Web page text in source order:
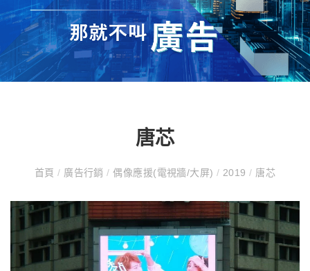
唐芯
首頁/ 廣告行銷/ 偶像應援(電視牆/大屏)/ 2019/ 唐芯